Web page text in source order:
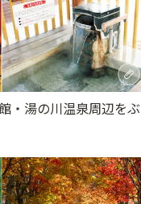
・湯の川温泉周辺をぶ